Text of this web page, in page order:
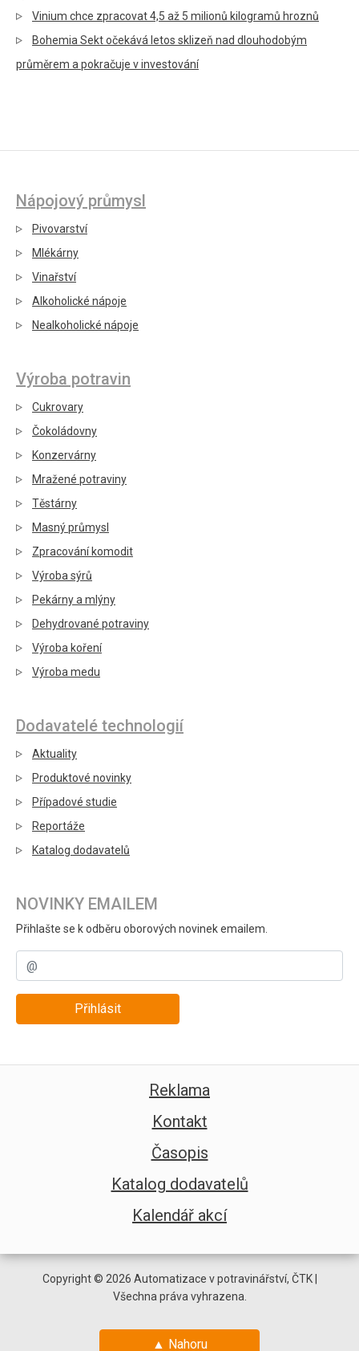
Vinium chce zpracovat 4,5 až 5 milionů kilogramů hroznů
Bohemia Sekt očekává letos sklizeň nad dlouhodobým
průměrem a pokračuje v investování
Nápojový průmysl
Pivovarství
Mlékárny
Vinařství
Alkoholické nápoje
Nealkoholické nápoje
Výroba potravin
Cukrovary
Čokoládovny
Konzervárny
Mražené potraviny
Těstárny
Masný průmysl
Zpracování komodit
Výroba sýrů
Pekárny a mlýny
Dehydrované potraviny
Výroba koření
Výroba medu
Dodavatelé technologií
Aktuality
Produktové novinky
Případové studie
Reportáže
Katalog dodavatelů
NOVINKY EMAILEM
Přihlašte se k odběru oborových novinek emailem.
Přihlásit
Reklama
Kontakt
Časopis
Katalog dodavatelů
Kalendář akcí
Copyright © 2026 Automatizace v potravinářství, ČTK |
Všechna práva vyhrazena.
▲ Nahoru